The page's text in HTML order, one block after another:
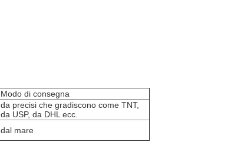
Modo di consegna
da precisi che gradiscono come TNT,
da USP, da DHL ecc.
dal mare